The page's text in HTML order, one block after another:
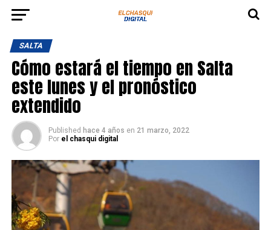
SALTA
Cómo estará el tiempo en Salta
este lunes y el pronóstico
extendido
Published hace 4 años en 21 marzo, 2022
Por el chasqui digital